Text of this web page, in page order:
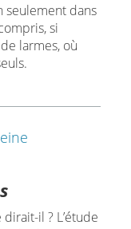
seulement dans
si
larmes, où
il ? L’étude